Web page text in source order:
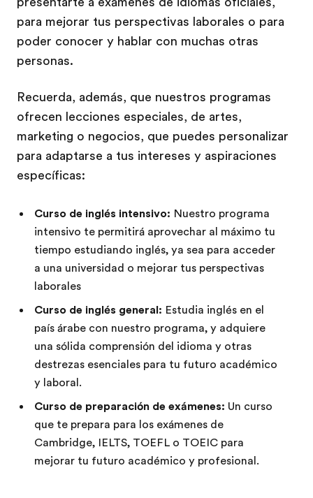
para mejorar tus perspectivas laborales o para
poder conocer y hablar con muchas otras
personas.
Recuerda, además, que nuestros programas
ofrecen lecciones especiales, de artes,
marketing o negocios, que puedes personalizar
para adaptarse a tus intereses y aspiraciones
específicas:
Curso de inglés intensivo: Nuestro programa
intensivo te permitirá aprovechar al máximo tu
tiempo estudiando inglés, ya sea para acceder
a una universidad o mejorar tus perspectivas
laborales
Curso de inglés general: Estudia inglés en el
país árabe con nuestro programa, y adquiere
una sólida comprensión del idioma y otras
destrezas esenciales para tu futuro académico
y laboral.
Curso de preparación de exámenes: Un curso
que te prepara para los exámenes de
Cambridge, IELTS, TOEFL o TOEIC para
mejorar tu futuro académico y profesional.